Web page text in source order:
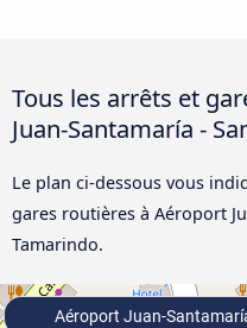
Tous les arrêts et
Juan-Santamaría -
Le plan ci-dessous vous
gares routières à Aéroport
Tamarindo.
Aéroport Juan-